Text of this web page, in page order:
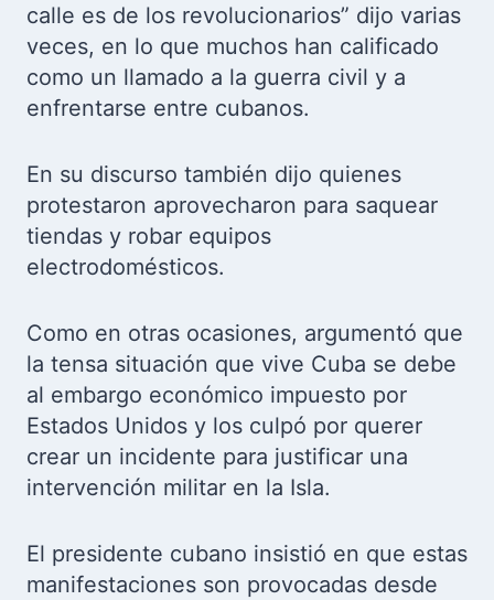
calle es de los revolucionarios” dijo varias
veces, en lo que muchos han calificado
como un llamado a la guerra civil y a
enfrentarse entre cubanos.
En su discurso también dijo quienes
protestaron aprovecharon para saquear
tiendas y robar equipos
electrodomésticos.
Como en otras ocasiones, argumentó que
la tensa situación que vive Cuba se debe
al embargo económico impuesto por
Estados Unidos y los culpó por querer
crear un incidente para justificar una
intervención militar en la Isla.
El presidente cubano insistió en que estas
manifestaciones son provocadas desde